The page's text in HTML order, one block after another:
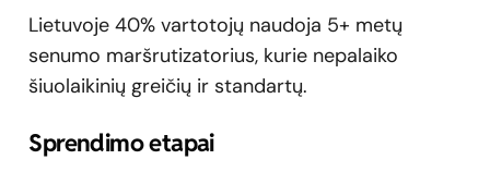
Lietuvoje 40% vartotojų naudoja 5+ metų
senumo maršrutizatorius, kurie nepalaiko
šiuolaikinių greičių ir standartų.
Sprendimo etapai